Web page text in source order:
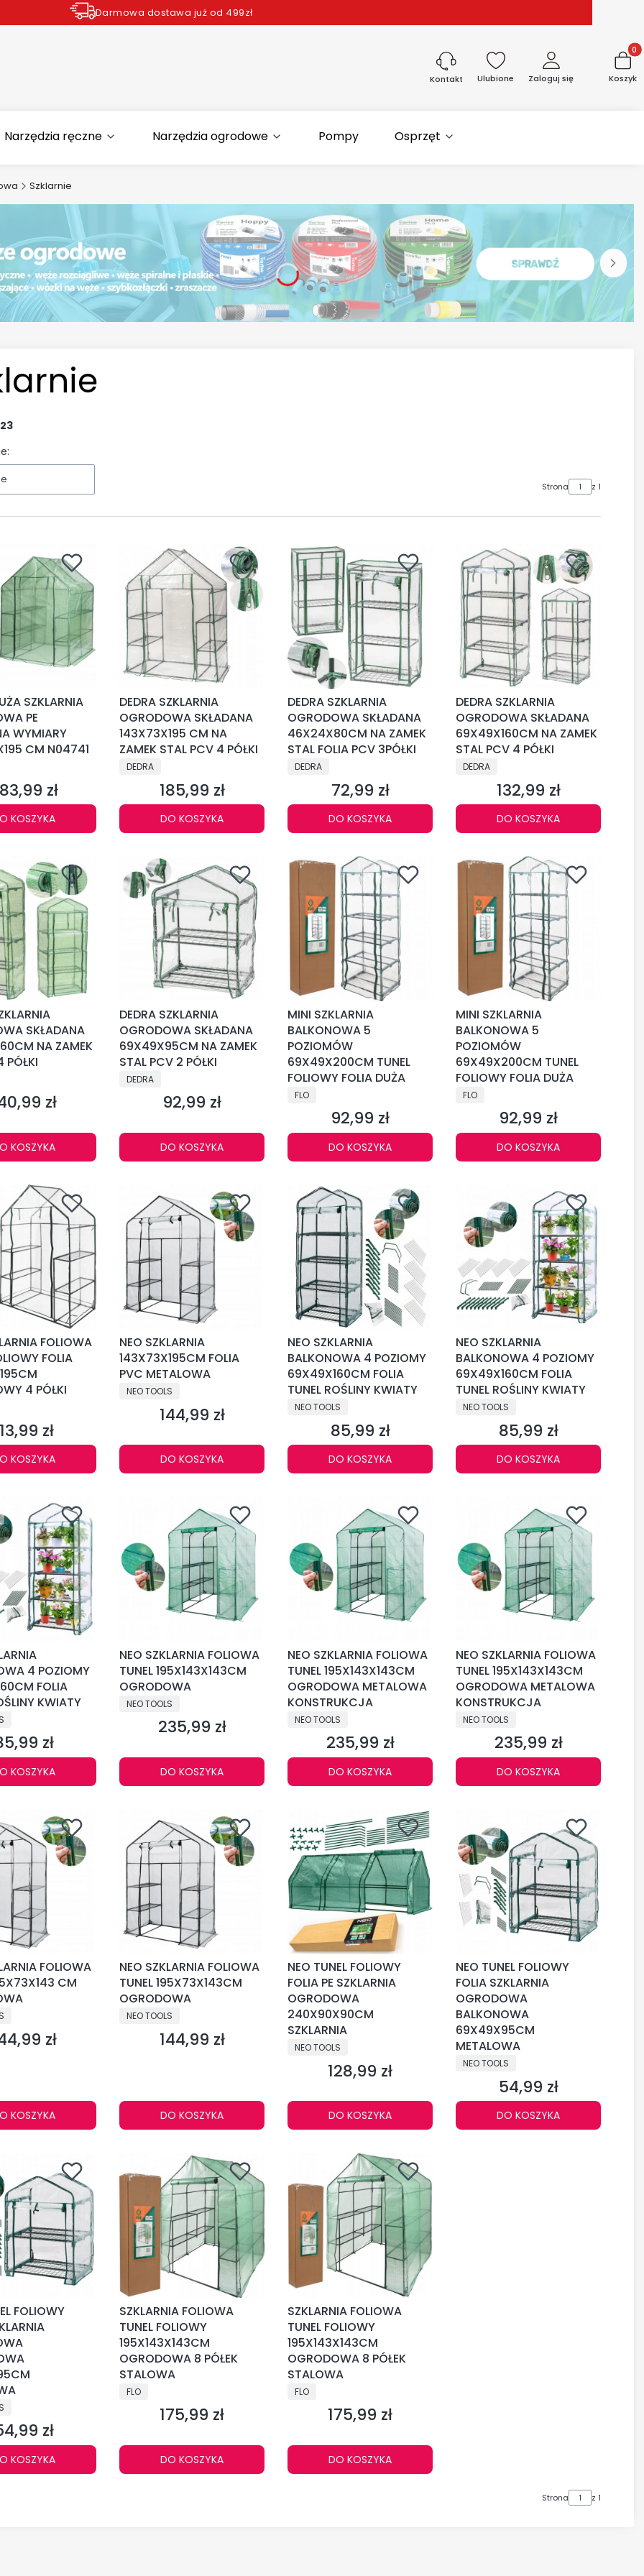
Darmowa dostawa już od 499zł
Kontakt Ulubione Zaloguj się Koszyk
Narzędzia ręczne Narzędzia ogrodowe Pompy Osprzęt
Szklarnie
23
Strona z 1
SZKLARNIA
PE
WYMIARY
CM N04741
zł
KOSZYKA
DEDRA SZKLARNIA
OGRODOWA SKŁADANA
143X73X195 CM NA
ZAMEK STAL PCV 4 PÓŁKI
PRODUCENT
DEDRA
Cena
185,99 zł
DO KOSZYKA
DEDRA SZKLARNIA
OGRODOWA SKŁADANA
46X24X80CM NA ZAMEK
STAL FOLIA PCV 3PÓŁKI
PRODUCENT
DEDRA
Cena
72,99 zł
DO KOSZYKA
DEDRA SZKLARNIA
OGRODOWA SKŁADANA
69X49X160CM NA ZAMEK
STAL PCV 4 PÓŁKI
PRODUCENT
DEDRA
Cena
132,99 zł
DO KOSZYKA
SKŁADANA
NA ZAMEK
PÓŁKI
zł
KOSZYKA
DEDRA SZKLARNIA
OGRODOWA SKŁADANA
69X49X95CM NA ZAMEK
STAL PCV 2 PÓŁKI
PRODUCENT
DEDRA
Cena
92,99 zł
DO KOSZYKA
MINI SZKLARNIA
BALKONOWA 5
POZIOMÓW
69X49X200CM TUNEL
FOLIOWY FOLIA DUŻA
PRODUCENT
FLO
Cena
92,99 zł
DO KOSZYKA
MINI SZKLARNIA
BALKONOWA 5
POZIOMÓW
69X49X200CM TUNEL
FOLIOWY FOLIA DUŻA
PRODUCENT
FLO
Cena
92,99 zł
DO KOSZYKA
FOLIOWA
FOLIA
4 PÓŁKI
zł
KOSZYKA
NEO SZKLARNIA
143X73X195CM FOLIA
PVC METALOWA
PRODUCENT
NEO TOOLS
Cena
144,99 zł
DO KOSZYKA
NEO SZKLARNIA
BALKONOWA 4 POZIOMY
69X49X160CM FOLIA
TUNEL ROŚLINY KWIATY
PRODUCENT
NEO TOOLS
Cena
85,99 zł
DO KOSZYKA
NEO SZKLARNIA
BALKONOWA 4 POZIOMY
69X49X160CM FOLIA
TUNEL ROŚLINY KWIATY
PRODUCENT
NEO TOOLS
Cena
85,99 zł
DO KOSZYKA
4 POZIOMY
FOLIA
KWIATY
zł
KOSZYKA
NEO SZKLARNIA FOLIOWA
TUNEL 195X143X143CM
OGRODOWA
PRODUCENT
NEO TOOLS
Cena
235,99 zł
DO KOSZYKA
NEO SZKLARNIA FOLIOWA
TUNEL 195X143X143CM
OGRODOWA METALOWA
KONSTRUKCJA
PRODUCENT
NEO TOOLS
Cena
235,99 zł
DO KOSZYKA
NEO SZKLARNIA FOLIOWA
TUNEL 195X143X143CM
OGRODOWA METALOWA
KONSTRUKCJA
PRODUCENT
NEO TOOLS
Cena
235,99 zł
DO KOSZYKA
FOLIOWA
CM
zł
KOSZYKA
NEO SZKLARNIA FOLIOWA
TUNEL 195X73X143CM
OGRODOWA
PRODUCENT
NEO TOOLS
Cena
144,99 zł
DO KOSZYKA
NEO TUNEL FOLIOWY
FOLIA PE SZKLARNIA
OGRODOWA
240X90X90CM
SZKLARNIA
PRODUCENT
NEO TOOLS
Cena
128,99 zł
DO KOSZYKA
NEO TUNEL FOLIOWY
FOLIA SZKLARNIA
OGRODOWA
BALKONOWA
69X49X95CM
METALOWA
PRODUCENT
NEO TOOLS
Cena
54,99 zł
DO KOSZYKA
FOLIOWY
zł
KOSZYKA
SZKLARNIA FOLIOWA
TUNEL FOLIOWY
195X143X143CM
OGRODOWA 8 PÓŁEK
STALOWA
PRODUCENT
FLO
Cena
175,99 zł
DO KOSZYKA
SZKLARNIA FOLIOWA
TUNEL FOLIOWY
195X143X143CM
OGRODOWA 8 PÓŁEK
STALOWA
PRODUCENT
FLO
Cena
175,99 zł
DO KOSZYKA
Strona z 1